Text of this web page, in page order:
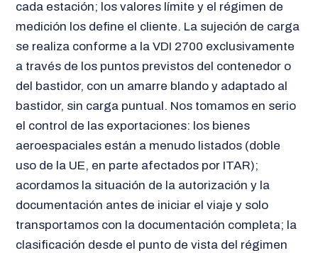
cada estación; los valores límite y el régimen de
medición los define el cliente. La sujeción de carga
se realiza conforme a la VDI 2700 exclusivamente
a través de los puntos previstos del contenedor o
del bastidor, con un amarre blando y adaptado al
bastidor, sin carga puntual. Nos tomamos en serio
el control de las exportaciones: los bienes
aeroespaciales están a menudo listados (doble
uso de la UE, en parte afectados por ITAR);
acordamos la situación de la autorización y la
documentación antes de iniciar el viaje y solo
transportamos con la documentación completa; la
clasificación desde el punto de vista del régimen